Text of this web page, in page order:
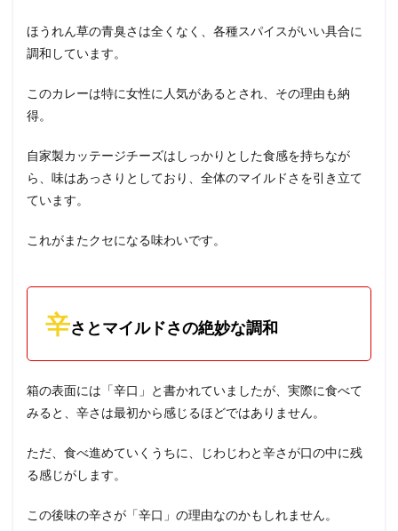
ほうれん草の青臭さは全くなく、各種スパイスがいい具合に
調和しています。
このカレーは特に女性に人気があるとされ、その理由も納
得。
自家製カッテージチーズはしっかりとした食感を持ちなが
ら、味はあっさりとしており、全体のマイルドさを引き立て
ています。
これがまたクセになる味わいです。
辛さとマイルドさの絶妙な調和
箱の表面には「辛口」と書かれていましたが、実際に食べて
みると、辛さは最初から感じるほどではありません。
ただ、食べ進めていくうちに、じわじわと辛さが口の中に残
る感じがします。
この後味の辛さが「辛口」の理由なのかもしれません。